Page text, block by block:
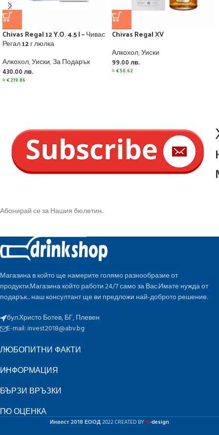
Chivas Regal 12 Y.O. 4.5 l – Чивас
Регал 12 г люлка
Алкохол,Уиски,За Подарък
430.00 лв.
≈€219.86
Chivas Regal XV
Алкохол,Уиски
99.00 лв.
≈€50.62
Абонирай се за Нашия бюлетин.
Магазина в който ще намерите голямо разнообразие от
продукти.Магазина който работи 24/7 само за Вас.Имате нужда от
подарък... наш консултант ще ви предложи най-доброто решение.
бул.Христо Ботев, БГ, Плевен
E-mail:invest2018@abv.bg
ЛЮБОПИТНИ ФАКТИ
ИНФОРМАЦИЯ
БЪРЗИ ВРЪЗКИ
ПО ОЦЕНКА
Инвест 2018 ЕООД2022 CREATED BY K-design